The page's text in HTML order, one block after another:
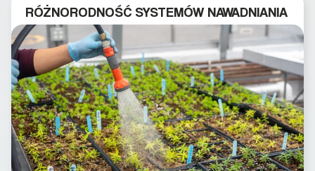
RÓŻNORODNOŚĆ SYSTEMÓW NAWADNIANIA